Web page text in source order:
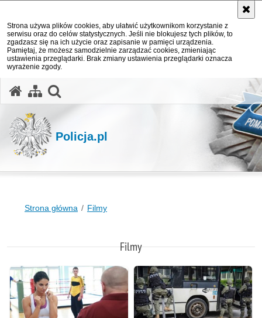
Strona używa plików cookies, aby ułatwić użytkownikom korzystanie z
serwisu oraz do celów statystycznych. Jeśli nie blokujesz tych plików, to
zgadzasz się na ich użycie oraz zapisanie w pamięci urządzenia.
Pamiętaj, że możesz samodzielnie zarządzać cookies, zmieniając
ustawienia przeglądarki. Brak zmiany ustawienia przeglądarki oznacza
wyrażenie zgody.
Policja.pl
Strona główna Filmy
Filmy